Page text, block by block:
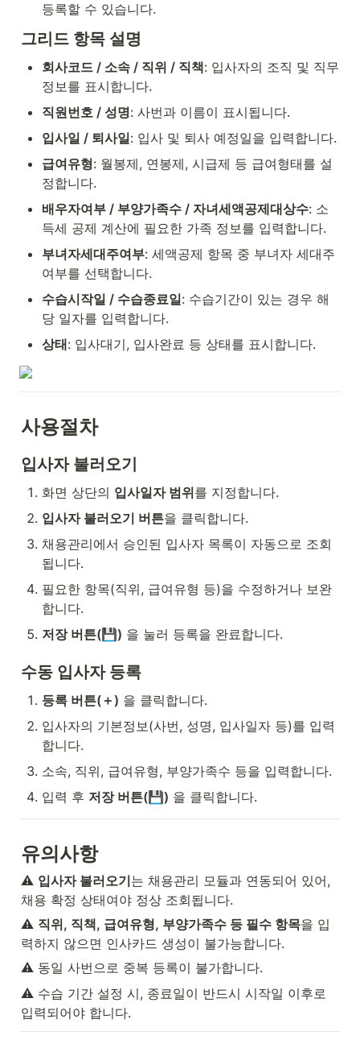
등록할 수 있습니다.
그리드 항목 설명
회사코드 / 소속 / 직위 / 직책: 입사자의 조직 및 직무
정보를 표시합니다.
직원번호 / 성명: 사번과 이름이 표시됩니다.
입사일 / 퇴사일: 입사 및 퇴사 예정일을 입력합니다.
급여유형: 월봉제, 연봉제, 시급제 등 급여형태를 설
정합니다.
배우자여부 / 부양가족수 / 자녀세액공제대상수: 소
득세 공제 계산에 필요한 가족 정보를 입력합니다.
부녀자세대주여부: 세액공제 항목 중 부녀자 세대주
여부를 선택합니다.
수습시작일 / 수습종료일: 수습기간이 있는 경우 해
당 일자를 입력합니다.
상태: 입사대기, 입사완료 등 상태를 표시합니다.
사용절차
입사자 불러오기
화면 상단의 입사일자 범위를 지정합니다.
입사자 불러오기 버튼을 클릭합니다.
채용관리에서 승인된 입사자 목록이 자동으로 조회
됩니다.
필요한 항목(직위, 급여유형 등)을 수정하거나 보완
합니다.
저장 버튼(💾) 을 눌러 등록을 완료합니다.
수동 입사자 등록
등록 버튼(＋) 을 클릭합니다.
입사자의 기본정보(사번, 성명, 입사일자 등)를 입력
합니다.
소속, 직위, 급여유형, 부양가족수 등을 입력합니다.
입력 후 저장 버튼(💾) 을 클릭합니다.
유의사항
⚠️ 입사자 불러오기는 채용관리 모듈과 연동되어 있어,
채용 확정 상태여야 정상 조회됩니다.
⚠️ 직위, 직책, 급여유형, 부양가족수 등 필수 항목을 입
력하지 않으면 인사카드 생성이 불가능합니다.
⚠️ 동일 사번으로 중복 등록이 불가합니다.
⚠️ 수습 기간 설정 시, 종료일이 반드시 시작일 이후로
입력되어야 합니다.